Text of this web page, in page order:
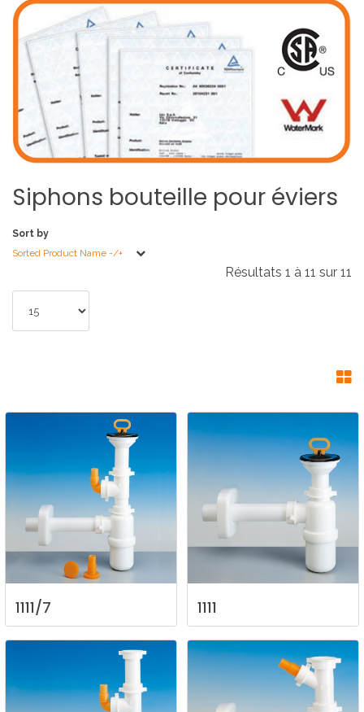
Siphons bouteille pour éviers
Sort by
Sorted Product Name -/+
Résultats 1 à 11 sur 11
1111/7 1111